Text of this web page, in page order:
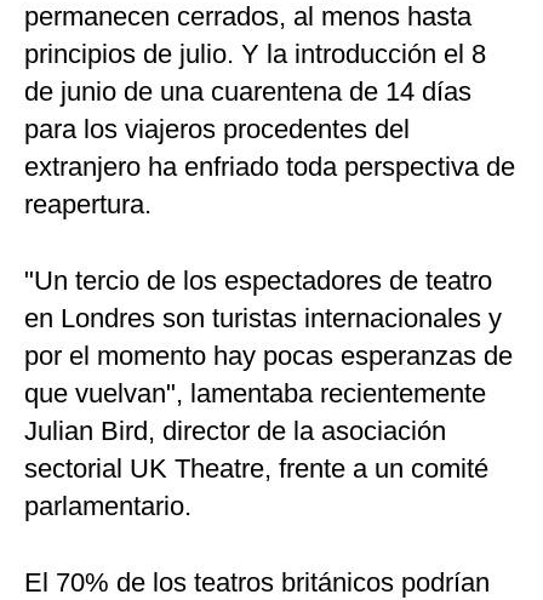
permanecen cerrados, al menos hasta
principios de julio. Y la introducción el 8
de junio de una cuarentena de 14 días
para los viajeros procedentes del
extranjero ha enfriado toda perspectiva de
reapertura.
"Un tercio de los espectadores de teatro
en Londres son turistas internacionales y
por el momento hay pocas esperanzas de
que vuelvan", lamentaba recientemente
Julian Bird, director de la asociación
sectorial UK Theatre, frente a un comité
parlamentario.
El 70% de los teatros británicos podrían